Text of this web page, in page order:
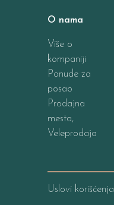
O nama
Više o
kompaniji
Ponude za
posao
Prodajna
mesta,
Veleprodaja
Uslovi korišćenja